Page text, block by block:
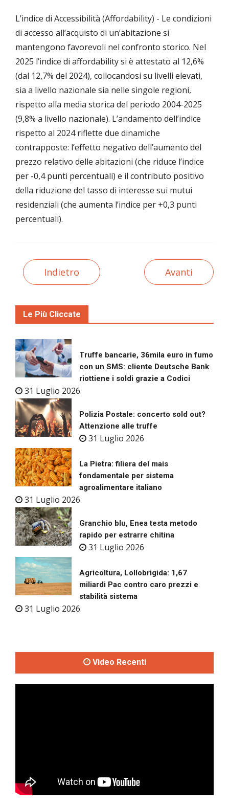
L’indice di Accessibilità (Affordability) - Le condizioni
di accesso all’acquisto di un’abitazione si
mantengono favorevoli nel confronto storico. Nel
2025 l’indice di affordability si è attestato al 12,6%
(dal 12,7% del 2024), collocandosi su livelli elevati,
sia a livello nazionale sia nelle singole regioni,
rispetto alla media storica del periodo 2004-2025
(9,8% a livello nazionale). L’andamento dell’indice
rispetto al 2024 riflette due dinamiche
contrapposte: l’effetto negativo dell’aumento del
prezzo relativo delle abitazioni (che riduce l’indice
per -0,4 punti percentuali) e il contributo positivo
della riduzione del tasso di interesse sui mutui
residenziali (che aumenta l’indice per +0,3 punti
percentuali).
Indietro Avanti
Le Più Cliccate
Truffe bancarie, 36mila euro in fumo
con un SMS: cliente Deutsche Bank
riottiene i soldi grazie a Codici
31 Luglio 2026
Polizia Postale: concerto sold out?
Attenzione alle truffe
31 Luglio 2026
La Pietra: filiera del mais
fondamentale per sistema
agroalimentare italiano
31 Luglio 2026
Granchio blu, Enea testa metodo
rapido per estrarre chitina
31 Luglio 2026
Agricoltura, Lollobrigida: 1,67
miliardi Pac contro caro prezzi e
stabilità sistema
31 Luglio 2026
Video Recenti